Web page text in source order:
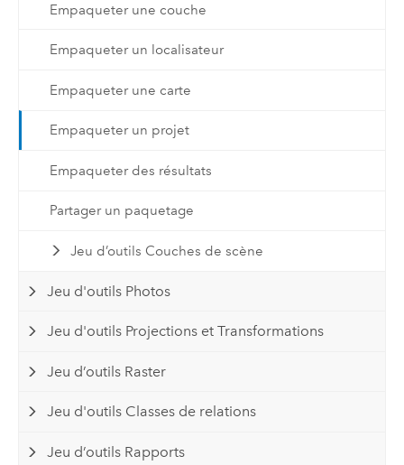
Empaqueter une couche
Empaqueter un localisateur
Empaqueter une carte
Empaqueter un projet
Empaqueter des résultats
Partager un paquetage
Jeu d’outils Couches de scène
Jeu d'outils Photos
Jeu d'outils Projections et Transformations
Jeu d’outils Raster
Jeu d'outils Classes de relations
Jeu d’outils Rapports